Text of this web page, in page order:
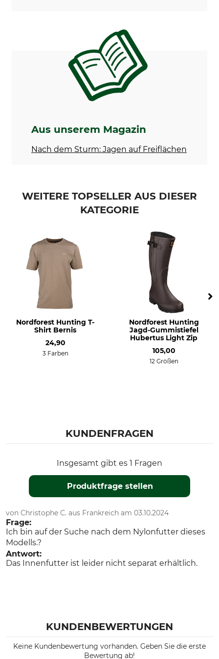
Aus unserem Magazin
Nach dem Sturm: Jagen auf Freiflächen
WEITERE TOPSELLER AUS DIESER
KATEGORIE
Nordforest Hunting T-
Shirt Bernis
24,90
3 Farben
Nordforest Hunting
Jagd-Gummistiefel
Hubertus Light Zip
105,00
12 Größen
KUNDENFRAGEN
Insgesamt gibt es 1 Fragen
Produktfrage stellen
von Christophe C. aus Frankreich am 03.10.2024
Frage:
Ich bin auf der Suche nach dem Nylonfutter dieses
Modells.?
Antwort:
Das Innenfutter ist leider nicht separat erhältlich.
KUNDENBEWERTUNGEN
Keine Kundenbewertung vorhanden. Geben Sie die erste
Bewertung ab!